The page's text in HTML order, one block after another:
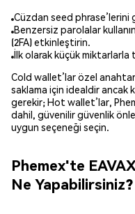
Cüzdan seed
Benzersiz parolalar
(2FA) etkinleştirin.
İlk olarak küçük
Cold wallet’lar özel
saklama için idealdir ancak
gerekir; Hot wallet’lar,
dahil, güvenilir güvenlik
uygun seçeneği seçin.
Phemex'te
Ne Yapabilirsiniz?